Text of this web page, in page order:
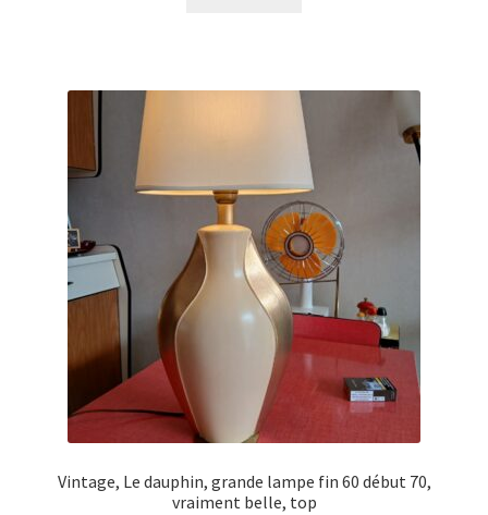
Vintage, Le dauphin, grande lampe fin 60 début 70,
vraiment belle, top